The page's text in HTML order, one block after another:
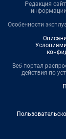
Редакция
Особенности
Веб-портал
действия по